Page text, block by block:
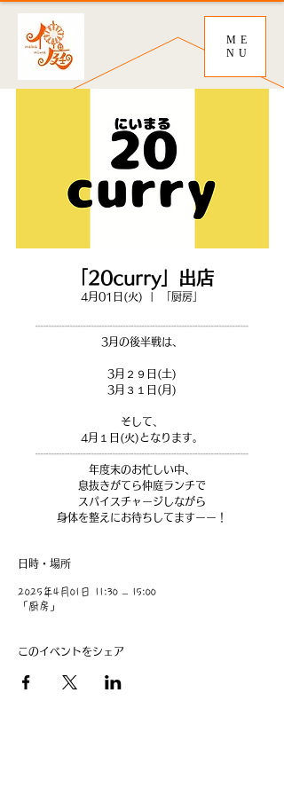
ME
NU
「20curry」出店
4月01日(火) 「厨房」
┈┈┈┈┈┈┈┈┈┈┈┈┈┈┈┈┈┈┈┈
3月の後半戦は、
3月２９日(土)
3月３１日(月)
そして、
4月１日(火)となります。
┈┈┈┈┈┈┈┈┈┈┈┈┈┈┈┈┈┈┈┈
年度末のお忙しい中、
息抜きがてら仲庭ランチで
スパイスチャージしながら
身体を整えにお待ちしてますーー！
日時・場所
2025年4月01日 11:30 – 15:00
「厨房」
このイベントをシェア